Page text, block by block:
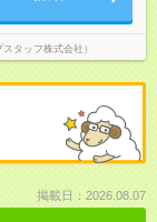
タッフ株式会社）
掲載日：2026.08.07